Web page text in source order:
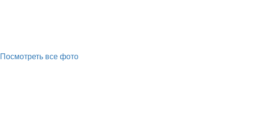
Посмотреть все фото